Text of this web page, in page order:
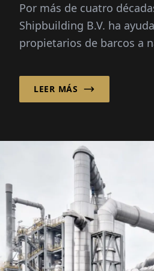
Por más de cuatro
Shipbuilding B.V. ha
propietarios de barcos a
combinando diseño de
con un modelo de
LEER MÁS